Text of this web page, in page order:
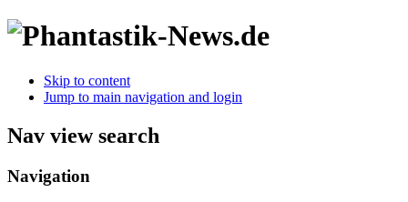
Skip to content
Jump to main navigation and login
Nav view search
Navigation